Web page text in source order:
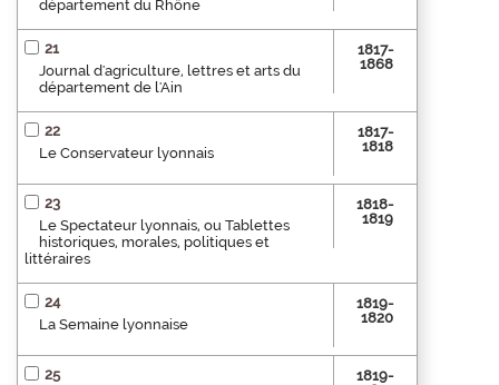
département du Rhône
21
Journal d'agriculture, lettres et arts du
département de l'Ain
1817-
1868
22
Le Conservateur lyonnais
1817-
1818
23
Le Spectateur lyonnais, ou Tablettes
historiques, morales, politiques et
littéraires
1818-
1819
24
La Semaine lyonnaise
1819-
1820
25
1819-